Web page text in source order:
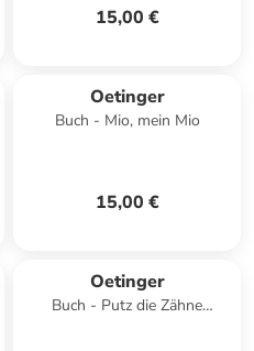
15,00 €
Oetinger
Buch - Mio, mein Mio
15,00 €
Oetinger
Buch - Putz die Zähne